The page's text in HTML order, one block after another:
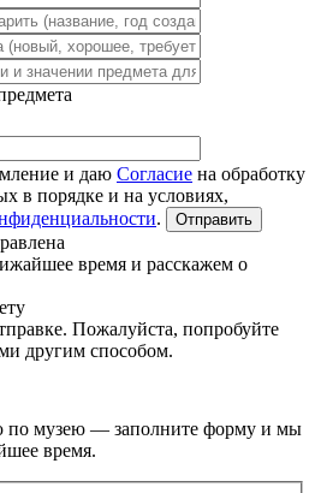
и даю Согласие на обработку
в порядке и на условиях,
.
время и расскажем о
Пожалуйста, попробуйте
другим способом.
по музею — заполните форму и мы
время.